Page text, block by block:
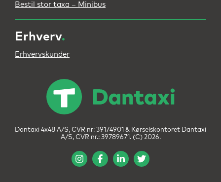
Bestil stor taxa – Minibus
Erhverv.
Erhvervskunder
Dantaxi 4x48 A/S, CVR nr: 39174901 & Kørselskontoret Dantaxi
A/S, CVR nr.: 39789671. (C) 2026.